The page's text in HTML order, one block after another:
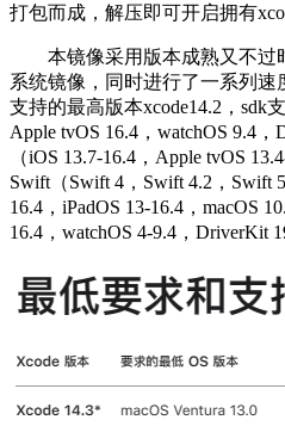
打包而成，解压即可开启拥有
本镜像采用版本成熟又不过
系统镜像，同时进行了一系列
支持的最高版本xcode14.2，sdk
Apple tvOS 16.4，watchOS 9.4
（iOS 13.7-16.4，Apple tvOS
Swift（Swift 4，Swift 4.2，Swift
16.4，iPadOS 13-16.4，macOS
16.4，watchOS 4-9.4，DriverKit